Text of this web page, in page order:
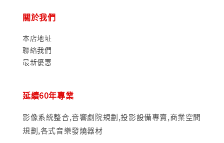
關於我們
本店地址
聯絡我們
最新優惠
延續60年專業
影像系統整合,音響劇院規劃,投影設備專賣,商業空間
規劃,各式音樂發燒器材